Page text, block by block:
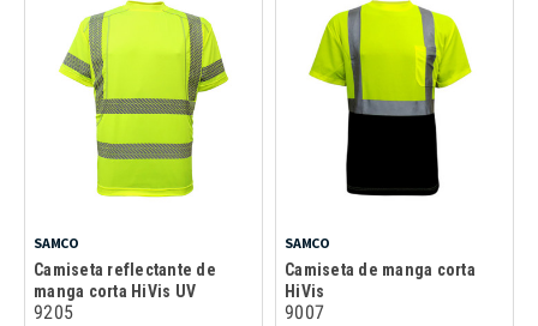
SAMCO
Camiseta reflectante de
manga corta HiVis UV
9205
SAMCO
Camiseta de manga corta
HiVis
9007